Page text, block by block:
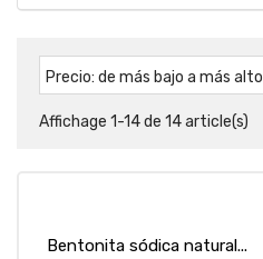
Precio: de más bajo a más alto
Affichage 1-14 de 14 article(s)
Bentonita sódica natural...